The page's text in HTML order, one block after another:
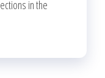
in the